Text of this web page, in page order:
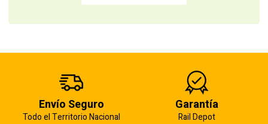
Envío Seguro
Todo el Territorio Nacional
Garantía
Rail Depot